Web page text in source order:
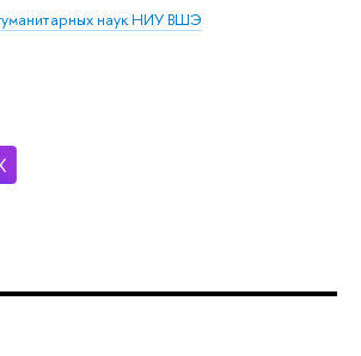
наук НИУ ВШЭ